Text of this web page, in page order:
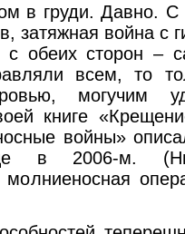
в груди. Давно. С
затяжная война с
с обеих сторон –
всем, то
могучим
книге
войны»
в 2006-м.